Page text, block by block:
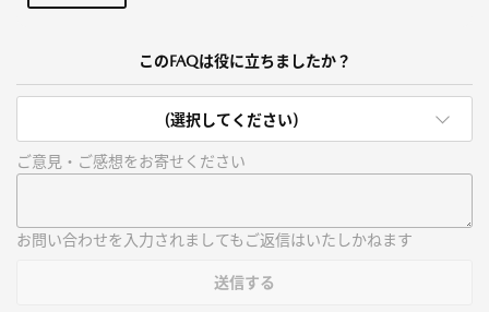
このFAQは役に立ちましたか？
(選択してください)
ご意見・ご感想をお寄せください
お問い合わせを入力されましてもご返信はいたしかねます
送信する